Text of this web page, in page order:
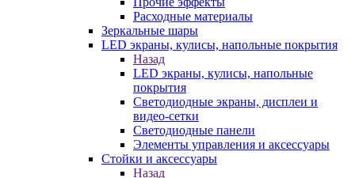
Расходные материалы
Зеркальные шары
LED экраны, кулисы, напольные покрытия
Назад
LED экраны, кулисы, напольные
покрытия
Светодиодные экраны, дисплеи и
видео-сетки
Светодиодные панели
Элементы управления и аксессуары
Стойки и аксессуары
Назад